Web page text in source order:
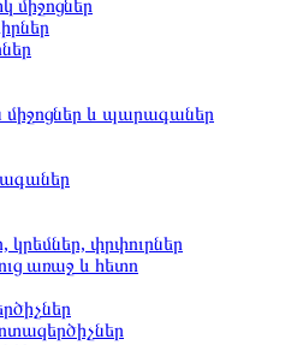
միջոցներ
և պարագաներ
կրեմներ, փրփուրներ
առաջ և հետո